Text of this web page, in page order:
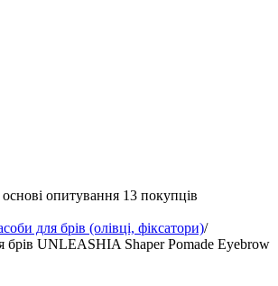
основі опитування 13 покупців
для брів (олівці, фіксатори)/
брів UNLEASHIA Shaper Pomade Eyebrow